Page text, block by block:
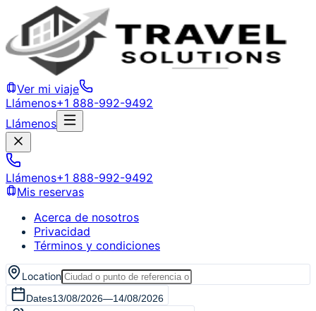
Ver mi viaje
Llámenos+1 888-992-9492
Llámenos
Llámenos+1 888-992-9492
Mis reservas
Acerca de nosotros
Privacidad
Términos y condiciones
Location
Dates13/08/2026—14/08/2026